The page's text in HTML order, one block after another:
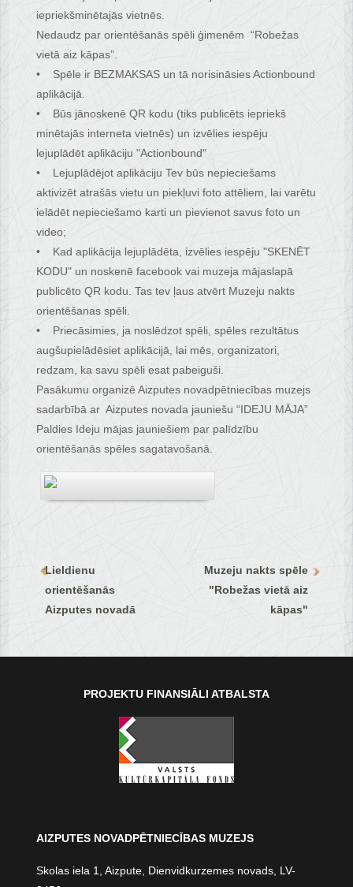
iepriekšminētajās vietnēs.
Nedaudz par orientēšanās spēli ģimenēm “Robežas
vietā aiz kāpas”.
• Spēle ir BEZMAKSAS un tā norisināsies Actionbound
aplikācijā.
• Būs jānoskenē QR kodu (tiks publicēts iepriekš
minētajās interneta vietnēs) un izvēlies iespēju
lejuplādēt aplikāciju "Actionbound"
• Lejuplādējot aplikāciju Tev būs nepieciešams
aktivizēt atrašās vietu un piekļuvi foto attēliem, lai varētu
ielādēt nepieciešamo karti un pievienot savus foto un
video;
• Kad aplikācija lejuplādēta, izvēlies iespēju "SKENĒT
KODU" un noskenē facebook vai muzeja mājaslapā
publicēto QR kodu. Tas tev ļaus atvērt Muzeju nakts
orientēšanas spēli.
• Priecāsimies, ja noslēdzot spēli, spēles rezultātus
augšupielādēsiet aplikācijā, lai mēs, organizatori,
redzam, ka savu spēli esat pabeiguši.
Pasākumu organizē Aizputes novadpētniecības muzejs
sadarbībā ar Aizputes novada jauniešu “IDEJU MĀJA”
Paldies Ideju mājas jauniešiem par palīdzību
orientēšanās spēles sagatavošanā.
Lieldienu
orientēšanās
Aizputes novadā
Muzeju nakts spēle
"Robežas vietā aiz
kāpas"
PROJEKTU FINANSIĀLI ATBALSTA
AIZPUTES NOVADPĒTNIECĪBAS MUZEJS
Skolas iela 1, Aizpute, Dienvidkurzemes novads, LV-